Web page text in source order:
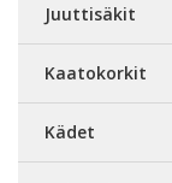
Juuttisäkit
Kaatokorkit
Kädet